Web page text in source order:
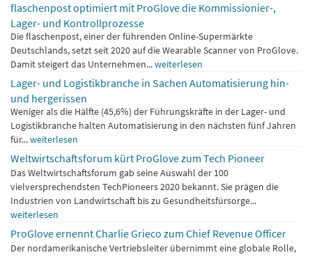
flaschenpost optimiert mit ProGlove die Kommissionier-,
Lager- und Kontrollprozesse
Die flaschenpost, einer der führenden Online-Supermärkte
Deutschlands, setzt seit 2020 auf die Wearable Scanner von ProGlove.
Damit steigert das Unternehmen...weiterlesen
Lager- und Logistikbranche in Sachen Automatisierung hin-
und hergerissen
Weniger als die Hälfte (45,6%) der Führungskräfte in der Lager- und
Logistikbranche halten Automatisierung in den nächsten fünf Jahren
für...weiterlesen
Weltwirtschaftsforum kürt ProGlove zum Tech Pioneer
Das Weltwirtschaftsforum gab seine Auswahl der 100
vielversprechendsten TechPioneers 2020 bekannt. Sie prägen die
Industrien von Landwirtschaft bis zu Gesundheitsfürsorge...
weiterlesen
ProGlove ernennt Charlie Grieco zum Chief Revenue Officer
Der nordamerikanische Vertriebsleiter übernimmt eine globale Rolle,